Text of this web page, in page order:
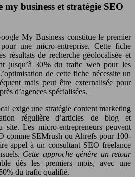
my business et stratégie SEO
My Business constitue le premier
une micro-entreprise. Cette fiche
résultats de recherche géolocalisée et
jusqu’à 30% du trafic web pour les
de cette fiche nécessite un
mais peut être externalisée pour
d’agences spécialisées.
exige une stratégie content marketing
régulière d’articles de blog et
site. Les micro-entrepreneurs peuvent
comme SEMrush ou Ahrefs pour 100-
appel à un consultant SEO freelance
Cette approche génère un retour
dès les premiers mois, avec une
du trafic qualifié.